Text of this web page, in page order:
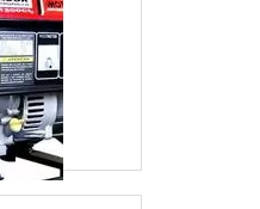
anos.Para
e os
empresas
variedade e
a companhia
base em todas as
competentes,